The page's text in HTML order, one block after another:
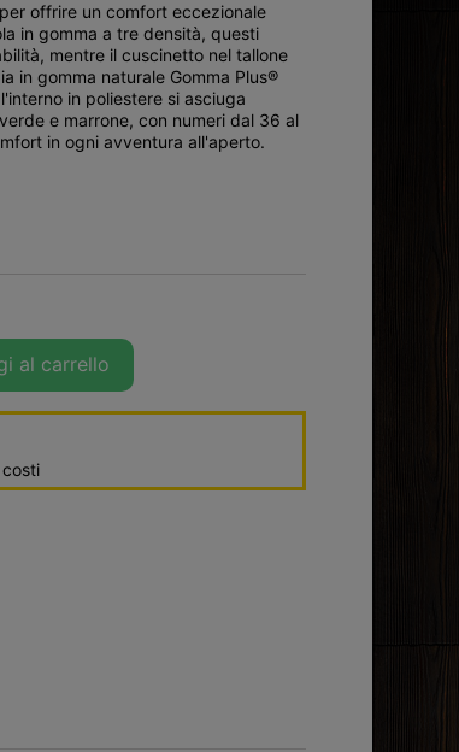
offrire un comfort eccezionale
in gomma a tre densità, questi
mentre il cuscinetto nel tallone
in gomma naturale Gomma Plus®
in poliestere si asciuga
e marrone, con numeri dal 36 al
in ogni avventura all'aperto.
al carrello
costi